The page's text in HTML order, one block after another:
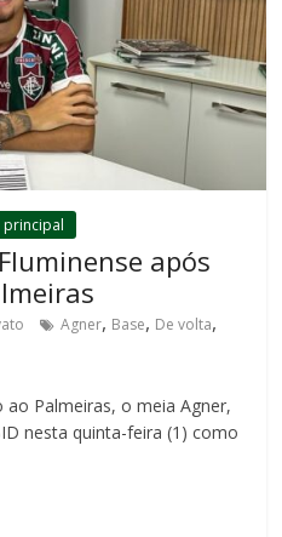
principal
após
Agner, Base, De volta,
Palmeiras, o meia Agner,
nesta quinta-feira (1) como